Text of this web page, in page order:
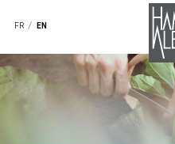
to
main
content
FR EN